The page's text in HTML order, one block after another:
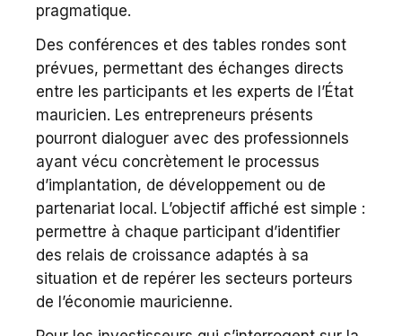
pragmatique.
Des conférences et des tables rondes sont
prévues, permettant des échanges directs
entre les participants et les experts de l’État
mauricien. Les entrepreneurs présents
pourront dialoguer avec des professionnels
ayant vécu concrètement le processus
d’implantation, de développement ou de
partenariat local. L’objectif affiché est simple :
permettre à chaque participant d’identifier
des relais de croissance adaptés à sa
situation et de repérer les secteurs porteurs
de l’économie mauricienne.